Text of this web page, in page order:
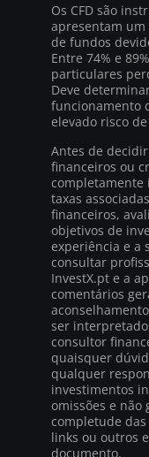
Os CFD são
apresentam
de fundos
Entre 74% e
particulares
Deve
funcionamento
elevado risco
Antes de
financeiros ou
completamente
taxas
financeiros,
objetivos de
experiência e a
consultar
InvestX.pt e a
comentários
ser
consultor
quaisquer
qualquer
investimentos
omissões e não
completude
links ou outros
documento.